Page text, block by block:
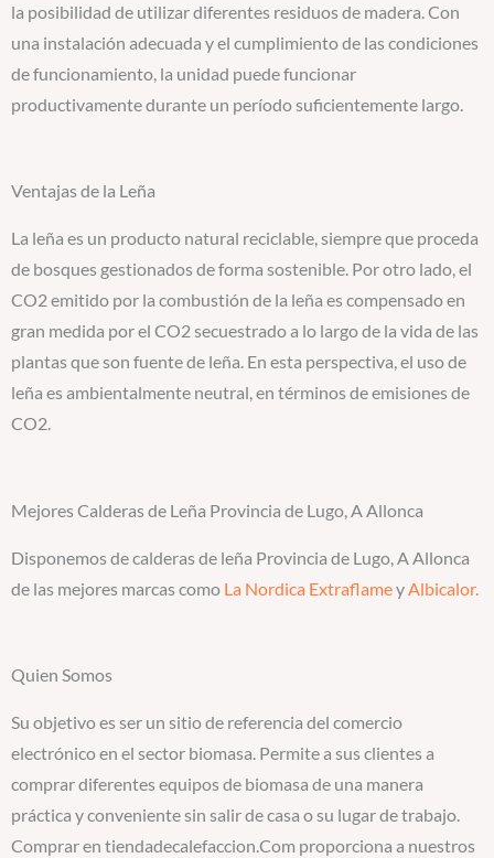
la posibilidad de utilizar diferentes residuos de madera. Con
una instalación adecuada y el cumplimiento de las condiciones
de funcionamiento, la unidad puede funcionar
productivamente durante un período suficientemente largo.
Ventajas de la Leña
La leña es un producto natural reciclable, siempre que proceda
de bosques gestionados de forma sostenible. Por otro lado, el
CO2 emitido por la combustión de la leña es compensado en
gran medida por el CO2 secuestrado a lo largo de la vida de las
plantas que son fuente de leña. En esta perspectiva, el uso de
leña es ambientalmente neutral, en términos de emisiones de
CO2.
Mejores Calderas de Leña Provincia de Lugo, A Allonca
Disponemos de calderas de leña Provincia de Lugo, A Allonca
de las mejores marcas como La Nordica Extraflamey Albicalor.
Quien Somos
Su objetivo es ser un sitio de referencia del comercio
electrónico en el sector biomasa. Permite a sus clientes a
comprar diferentes equipos de biomasa de una manera
práctica y conveniente sin salir de casa o su lugar de trabajo.
Comprar en tiendadecalefaccion.Com proporciona a nuestros